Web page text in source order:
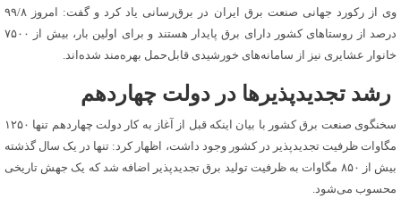
وی از رکورد جهانی صنعت برق ایران در برق‌رسانی یاد کرد و گفت: امروز ۹۹/۸
درصد از روستاهای کشور دارای برق پایدار هستند و برای اولین بار، بیش از ۷۵۰۰
خانوار عشایری نیز از سامانه‌های خورشیدی قابل‌حمل بهره‌مند شده‌اند.
رشد تجدیدپذیرها در دولت چهاردهم
سخنگوی صنعت برق کشور با بیان اینکه قبل از آغاز به کار دولت چهاردهم تنها ۱۲۵۰
مگاوات ظرفیت تجدیدپذیر در کشور وجود داشت، اظهار کرد: تنها در یک سال گذشته
بیش از ۸۵۰ مگاوات به ظرفیت تولید برق تجدیدپذیر اضافه شد که یک جهش تاریخی
محسوب می‌شود.